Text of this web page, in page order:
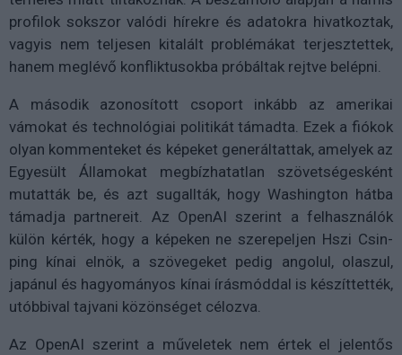
profilok sokszor valódi hírekre és adatokra hivatkoztak,
vagyis nem teljesen kitalált problémákat terjesztettek,
hanem meglévő konfliktusokba próbáltak rejtve belépni.
A második azonosított csoport inkább az amerikai
vámokat és technológiai politikát támadta. Ezek a fiókok
olyan kommenteket és képeket generáltattak, amelyek az
Egyesült Államokat megbízhatatlan szövetségesként
mutatták be, és azt sugallták, hogy Washington hátba
támadja partnereit. Az OpenAI szerint a felhasználók
külön kérték, hogy a képeken ne szerepeljen Hszi Csin-
ping kínai elnök, a szövegeket pedig angolul, olaszul,
japánul és hagyományos kínai írásmóddal is készíttették,
utóbbival tajvani közönséget célozva.
Az OpenAI szerint a műveletek nem értek el jelentős